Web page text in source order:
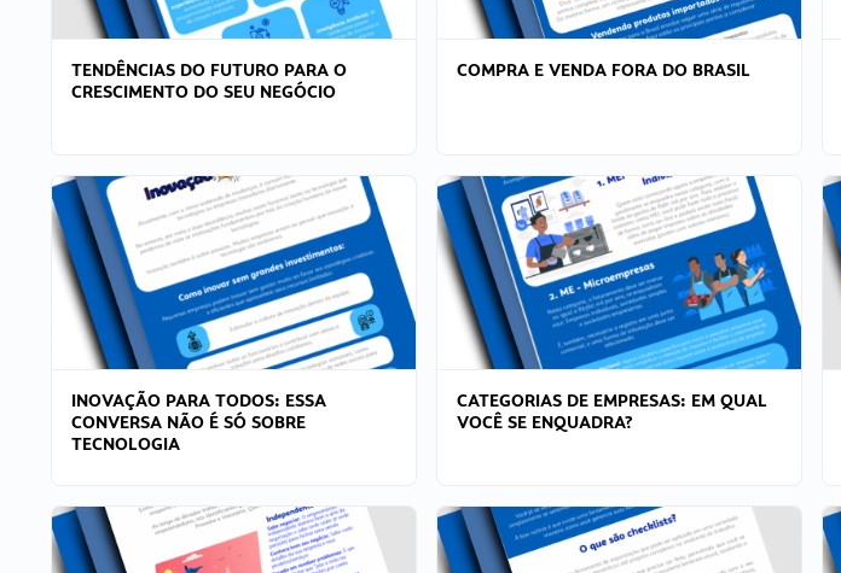
TENDÊNCIAS DO FUTURO PARA O
CRESCIMENTO DO SEU NEGÓCIO
COMPRA E VENDA FORA DO BRASIL
INOVAÇÃO PARA TODOS: ESSA
CONVERSA NÃO É SÓ SOBRE
TECNOLOGIA
CATEGORIAS DE EMPRESAS: EM QUAL
VOCÊ SE ENQUADRA?